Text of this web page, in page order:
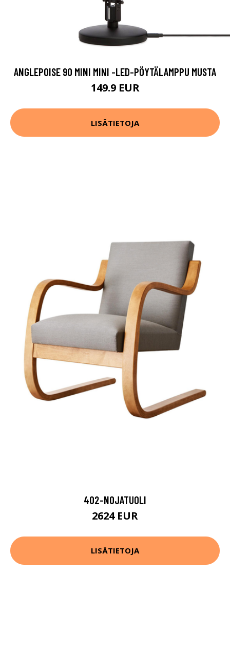
ANGLEPOISE 90 MINI MINI -LED-PÖYTÄLAMPPU MUSTA
149.9 EUR
LISÄTIETOJA
402-NOJATUOLI
2624 EUR
LISÄTIETOJA